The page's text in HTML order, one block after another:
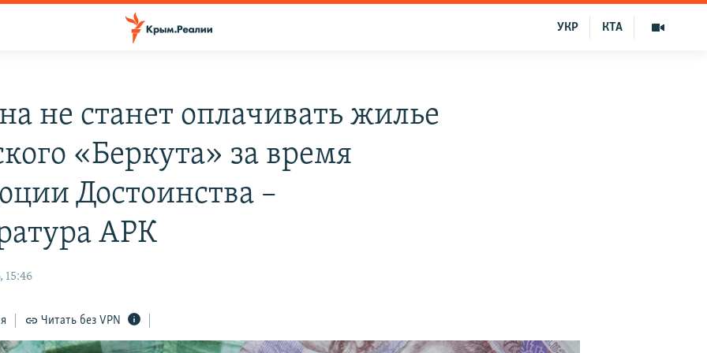
КТА
УКР
не станет оплачивать жилье
«Беркута» за время
Достоинства –
АРК
15:46
Читать без VPN